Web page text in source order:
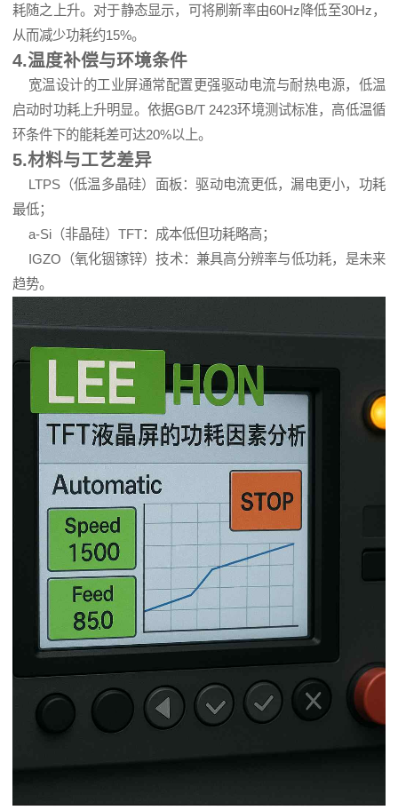
耗随之上升。对于静态显示，可将刷新率由60Hz降低至30Hz，
从而减少功耗约15%。
4.温度补偿与环境条件
宽温设计的工业屏通常配置更强驱动电流与耐热电源，低温
启动时功耗上升明显。依据GB/T 2423环境测试标准，高低温循
环条件下的能耗差可达20%以上。
5.材料与工艺差异
LTPS（低温多晶硅）面板：驱动电流更低，漏电更小，功耗
最低；
a-Si（非晶硅）TFT：成本低但功耗略高；
IGZO（氧化铟镓锌）技术：兼具高分辨率与低功耗，是未来
趋势。